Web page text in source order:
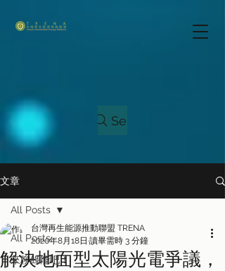
Search
文章
All Posts
來聊綠能吧！
All Posts
解決地面型太陽光電爭議，
台灣再生能源推動聯盟 TRENA
2020年8月18日 讀畢需時 3 分鐘